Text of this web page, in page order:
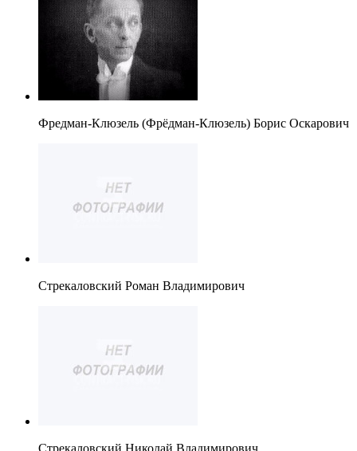
Фредман-Клюзель (Фрёдман-Клюзель) Борис Оскарович
Стрекаловский Роман Владимирович